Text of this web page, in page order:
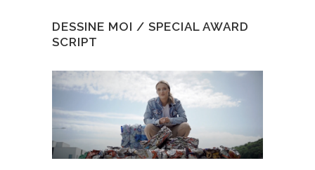
DESSINE MOI / SPECIAL AWARD
SCRIPT